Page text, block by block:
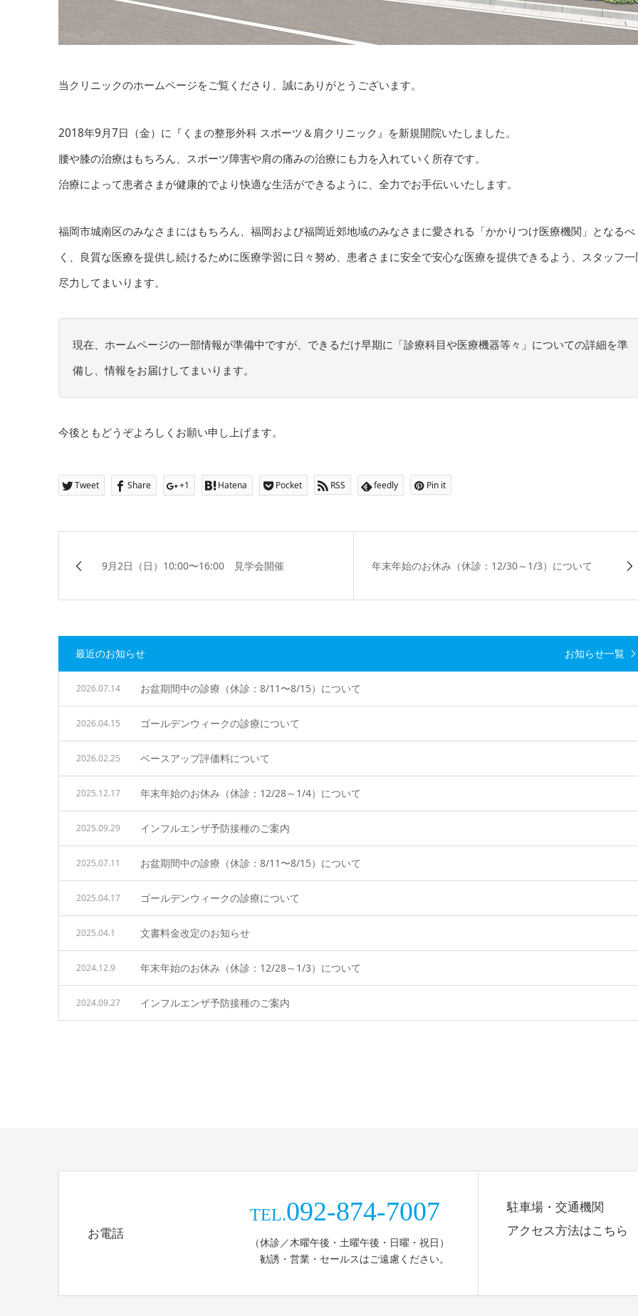
当クリニックのホームページをご覧くださり、誠にありがとうございます。
2018年9月7日（金）に『くまの整形外科 スポーツ＆肩クリニック』を新規開院いたしました。
腰や膝の治療はもちろん、スポーツ障害や肩の痛みの治療にも力を入れていく所存です。
治療によって患者さまが健康的でより快適な生活ができるように、全力でお手伝いいたします。
福岡市城南区のみなさまにはもちろん、福岡および福岡近郊地域のみなさまに愛される「かかりつけ医療機関」となるべ
く、良質な医療を提供し続けるために医療学習に日々努め、患者さまに安全で安心な医療を提供できるよう、スタッフ一
尽力してまいります。
現在、ホームページの一部情報が準備中ですが、できるだけ早期に「診療科目や医療機器等々」についての詳細を準
備し、情報をお届けしてまいります。
今後ともどうぞよろしくお願い申し上げます。
Tweet Share +1 Hatena Pocket RSS feedly Pin it
9月2日（日）10:00〜16:00 見学会開催 年末年始のお休み（休診：12/30～1/3）について
最近のお知らせ お知らせ一覧
お盆期間中の診療（休診：8/11〜8/15）について
2026.07.14
ゴールデンウィークの診療について
2026.04.15
ベースアップ評価料について
2026.02.25
年末年始のお休み（休診：12/28～1/4）について
2025.12.17
インフルエンザ予防接種のご案内
2025.09.29
お盆期間中の診療（休診：8/11〜8/15）について
2025.07.11
ゴールデンウィークの診療について
2025.04.17
文書料金改定のお知らせ
2025.04.1
年末年始のお休み（休診：12/28～1/3）について
2024.12.9
インフルエンザ予防接種のご案内
2024.09.27
お電話
TEL.092-874-7007
（休診／木曜午後・土曜午後・日曜・祝日）
勧誘・営業・セールスはご遠慮ください。
駐車場・交通機関
アクセス方法はこちら